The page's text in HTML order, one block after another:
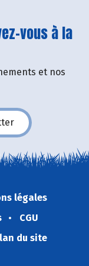
vous à la
et nos
légales
CGU
du site